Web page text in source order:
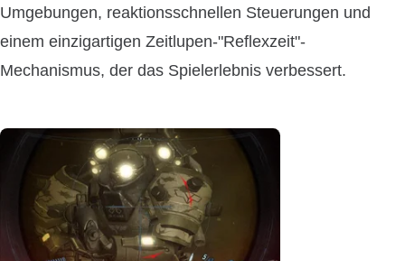
Umgebungen, reaktionsschnellen Steuerungen und
einem einzigartigen Zeitlupen-"Reflexzeit"-
Mechanismus, der das Spielerlebnis verbessert.